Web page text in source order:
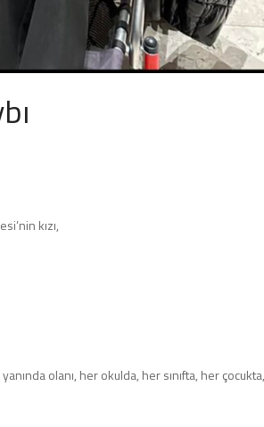
kızı,
olanı, her okulda, her sınıfta, her çocukta,